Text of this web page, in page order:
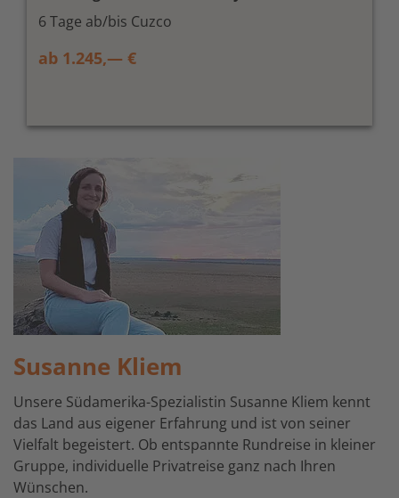
6 Tage ab/bis Cuzco
ab 1.245,— €
Susanne Kliem
Unsere Südamerika-Spezialistin Susanne Kliem kennt
das Land aus eigener Erfahrung und ist von seiner
Vielfalt begeistert. Ob entspannte Rundreise in kleiner
Gruppe, individuelle Privatreise ganz nach Ihren
Wünschen.